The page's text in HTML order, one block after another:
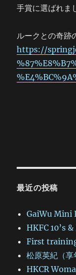
手賞に選ばれま
ルークとの奇跡
https://
最近の投稿
GaiWu Mini
HKFC 10’s
First
松原英紀（享
HKCR